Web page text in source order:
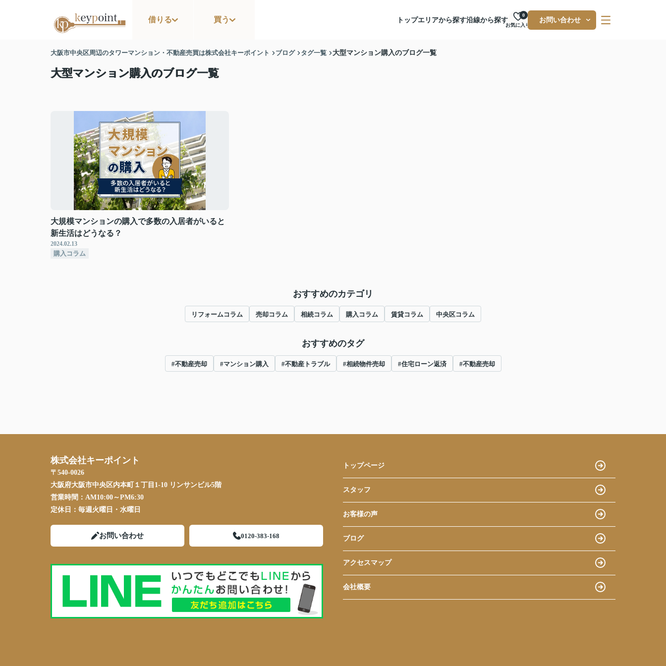
借りる 買う トップエリアから探す沿線から探す
お気に入り
0
お問い合わせ
大阪市中央区周辺のタワーマンション・不動産売買は株式会社キーポイント ブログ タグ一覧 大型マンション購入のブログ一覧
大型マンション購入のブログ一覧
大規模マンションの購入で多数の入居者がいると
新生活はどうなる？
2024.02.13
購入コラム
おすすめのカテゴリ
リフォームコラム 売却コラム 相続コラム 購入コラム 賃貸コラム 中央区コラム
おすすめのタグ
#不動産売却 #マンション購入 #不動産トラブル #相続物件売却 #住宅ローン返済 #不動産売却
株式会社キーポイント
〒540-0026
大阪府大阪市中央区内本町１丁目1-10 リンサンビル5階
営業時間： AM10:00～PM6:30
定休日： 毎週火曜日・水曜日
お問い合わせ 0120-383-168
トップページ
スタッフ
お客様の声
ブログ
アクセスマップ
会社概要